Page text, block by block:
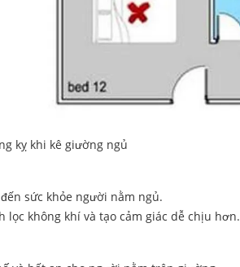
kỵ khi kê giường ngủ
sức khỏe người nằm ngủ.
lọc không khí và tạo cảm giác dễ chịu hơn.